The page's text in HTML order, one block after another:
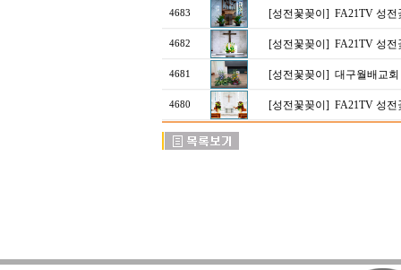
4683 [성전꽃꽂이] FA21TV 성전
4682 [성전꽃꽂이] FA21TV 성전
4681 [성전꽃꽂이] 대구월배교
4680 [성전꽃꽂이] FA21TV 성전